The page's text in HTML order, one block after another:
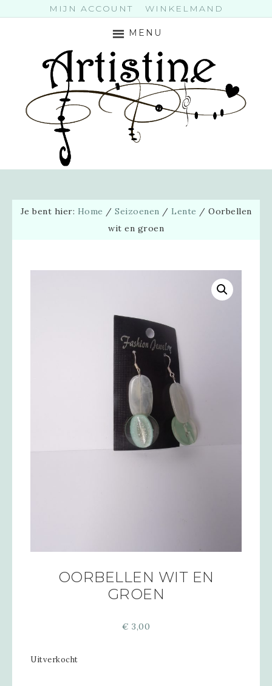
MIJN ACCOUNT WINKELMAND
MENU
Je bent hier: Home / Seizoenen / Lente / Oorbellen
wit en groen
OORBELLEN WIT EN
GROEN
€ 3,00
Uitverkocht